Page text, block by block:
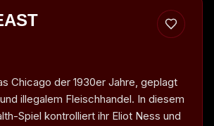
Chicago der 1930er Jahre, geplagt
illegalem Fleischhandel. In diesem
Spiel kontrolliert ihr Eliot Ness und